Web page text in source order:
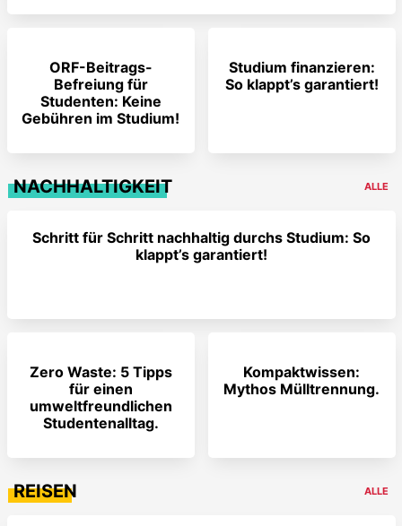
ORF-Beitrags-
Befreiung für
Studenten: Keine
Gebühren im Studium!
Studium finanzieren:
So klappt’s garantiert!
NACHHALTIGKEIT ALLE
Schritt für Schritt nachhaltig durchs Studium: So
klappt’s garantiert!
Zero Waste: 5 Tipps
für einen
umweltfreundlichen
Studentenalltag.
Kompaktwissen:
Mythos Mülltrennung.
REISEN ALLE